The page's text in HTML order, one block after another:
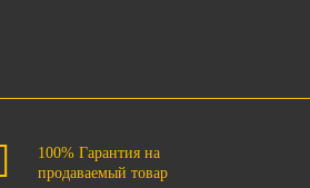
100% Гарантия на
продаваемый товар